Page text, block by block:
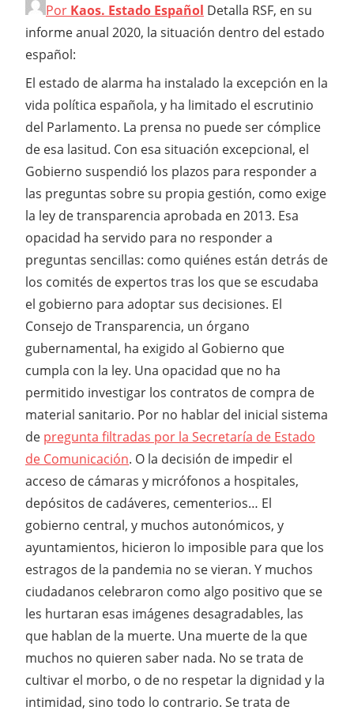
Por Kaos. Estado Español Detalla RSF, en su
informe anual 2020, la situación dentro del estado
español:
El estado de alarma ha instalado la excepción en la
vida política española, y ha limitado el escrutinio
del Parlamento. La prensa no puede ser cómplice
de esa lasitud. Con esa situación excepcional, el
Gobierno suspendió los plazos para responder a
las preguntas sobre su propia gestión, como exige
la ley de transparencia aprobada en 2013. Esa
opacidad ha servido para no responder a
preguntas sencillas: como quiénes están detrás de
los comités de expertos tras los que se escudaba
el gobierno para adoptar sus decisiones. El
Consejo de Transparencia, un órgano
gubernamental, ha exigido al Gobierno que
cumpla con la ley. Una opacidad que no ha
permitido investigar los contratos de compra de
material sanitario. Por no hablar del inicial sistema
de pregunta filtradas por la Secretaría de Estado
de Comunicación. O la decisión de impedir el
acceso de cámaras y micrófonos a hospitales,
depósitos de cadáveres, cementerios… El
gobierno central, y muchos autonómicos, y
ayuntamientos, hicieron lo imposible para que los
estragos de la pandemia no se vieran. Y muchos
ciudadanos celebraron como algo positivo que se
les hurtaran esas imágenes desagradables, las
que hablan de la muerte. Una muerte de la que
muchos no quieren saber nada. No se trata de
cultivar el morbo, o de no respetar la dignidad y la
intimidad, sino todo lo contrario. Se trata de